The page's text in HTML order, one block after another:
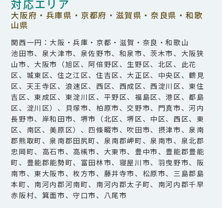
対応エリア
大阪府・兵庫県・京都府・滋賀県・奈良県・和歌
山県
関西一円：大阪・兵庫・京都・滋賀・奈良・和歌山
池田市、泉大津市、泉佐野市、和泉市、茨木市、大阪狭
山市、大阪市（旭区、阿倍野区、生野区、北区、此花
区、城東区、住之江区、住吉区、大正区、中央区、鶴見
区、天王寺区、浪速区、西区、西成区、西淀川区、東住
吉区、東成区、東淀川区、平野区、福島区、港区、都島
区、淀川区）、貝塚市、柏原市、交野市、門真市、河内
長野市、岸和田市、堺市（北区、堺区、中区、西区、東
区、南区、美原区）、四條畷市、吹田市、摂津市、泉南
郡熊取町、泉南郡田尻町、泉南郡岬町、泉南市、泉北郡
忠岡町、高石市、高槻市、大東市、豊中市、豊能郡豊能
町、豊能郡能勢町、富田林市、寝屋川市、羽曳野市、阪
南市、東大阪市、枚方市、藤井寺市、松原市、三島郡島
本町、南河内郡河南町、南河内郡太子町、南河内郡千早
赤阪村、箕面市、守口市、八尾市